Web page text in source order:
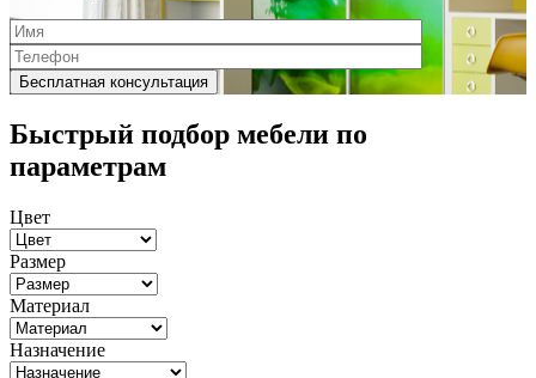
Быстрый подбор мебели по
параметрам
Цвет
Размер
Материал
Назначение